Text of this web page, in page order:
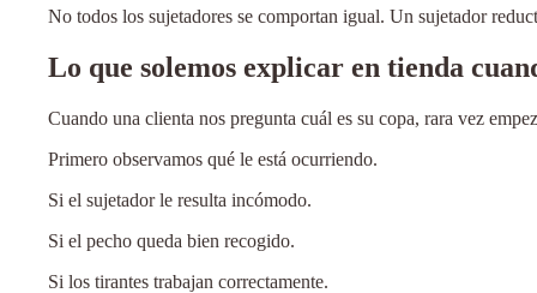
No todos los sujetadores se comportan igual. Un sujetador
Lo que solemos explicar en tienda
Cuando una clienta nos pregunta cuál es su copa, rara vez
Primero observamos qué le está ocurriendo.
Si el sujetador le resulta incómodo.
Si el pecho queda bien recogido.
Si los tirantes trabajan correctamente.